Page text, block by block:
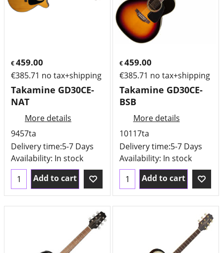
€459.00
€385.71 no tax+shipping
Takamine GD30CE-
NAT
More details
9457ta
Delivery time:5-7 Days
Availability: In stock
Add to cart
€459.00
€385.71 no tax+shipping
Takamine GD30CE-
BSB
More details
10117ta
Delivery time:5-7 Days
Availability: In stock
Add to cart